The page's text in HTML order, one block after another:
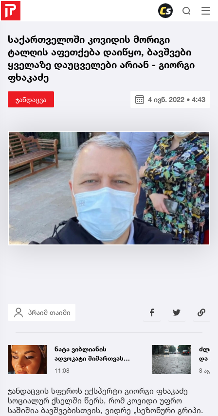
საქართველოში კოვიდის მორიგი
ტალღის აფეთქება დაიწყო, ბავშვები
ყველაზე დაუცველები არიან - გიორგი
ფხაკაძე
ჯანდაცვა 4 ივნ. 2022 • 4:43
პრაიმ თაიმი
ნატა ვიბლიანის
ადვოკატი მიმართვას
ავრცელებს
11:08
და
8 აგვ
ჯანდაცვის სფეროს ექსპერტი გიორგი ფხაკაძე
სოციალურ ქსელში წერს, რომ კოვიდი უფრო
საშიშია ბავშვებისთვის, ვიდრე „სეზონური გრიპი.